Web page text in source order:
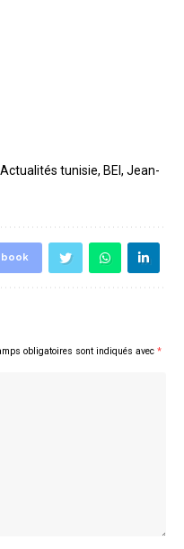
Actualités tunisie, BEI , Jean-
obligatoires sont indiqués avec *